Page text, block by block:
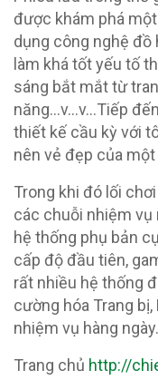
được khám phá
dụng công nghệ đồ
làm khá tốt yếu tố
sáng bắt mắt từ
năng…v…v…Tiếp
thiết kế cầu kỳ với
nên vẻ đẹp của
Trong khi đó lối
các chuỗi nhiệm vụ
hệ thống phụ bản
cấp độ đầu tiên,
rất nhiều hệ thống
cường hóa Trang
nhiệm vụ hàng
Trang chủ http://